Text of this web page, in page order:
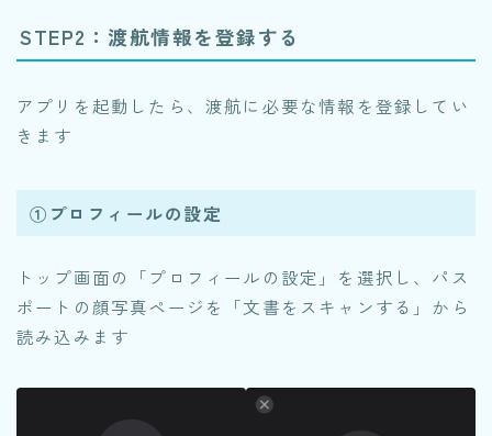
STEP2：渡航情報を登録する
アプリを起動したら、渡航に必要な情報を登録してい
きます
①プロフィールの設定
トップ画面の「プロフィールの設定」を選択し、パス
ポートの顔写真ページを「文書をスキャンする」から
読み込みます